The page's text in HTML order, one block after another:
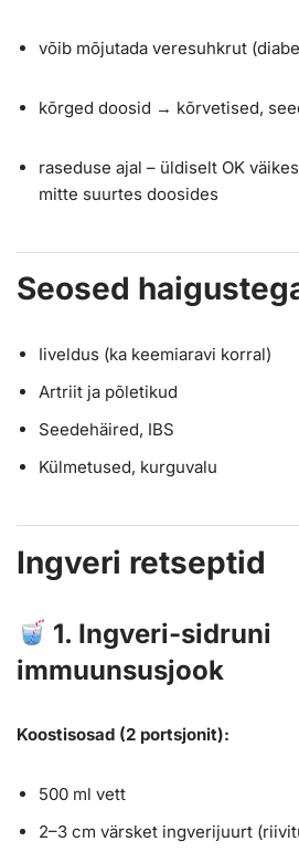
võib mõjutada veresuhkrut
kõrged doosid → kõrvetised,
raseduse ajal – üldiselt OK
mitte suurtes doosides
Seosed
Iiveldus (ka keemiaravi korral)
Artriit ja põletikud
Seedehäired, IBS
Külmetused, kurguvalu
Ingveri retseptid
1. Ingveri-sidruni
immuunsusjook
Koostisosad (2 portsjonit):
500 ml vett
2–3 cm värsket ingverijuurt